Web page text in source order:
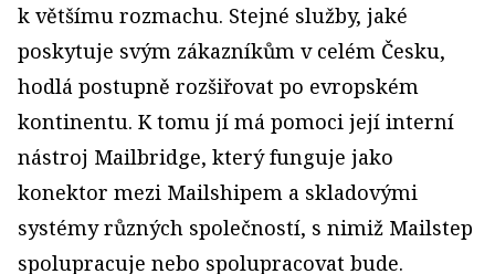
k většímu rozmachu. Stejné služby, jaké
poskytuje svým zákazníkům v celém Česku,
hodlá postupně rozšiřovat po evropském
kontinentu. K tomu jí má pomoci její interní
nástroj Mailbridge, který funguje jako
konektor mezi Mailshipem a skladovými
systémy různých společností, s nimiž Mailstep
spolupracuje nebo spolupracovat bude.